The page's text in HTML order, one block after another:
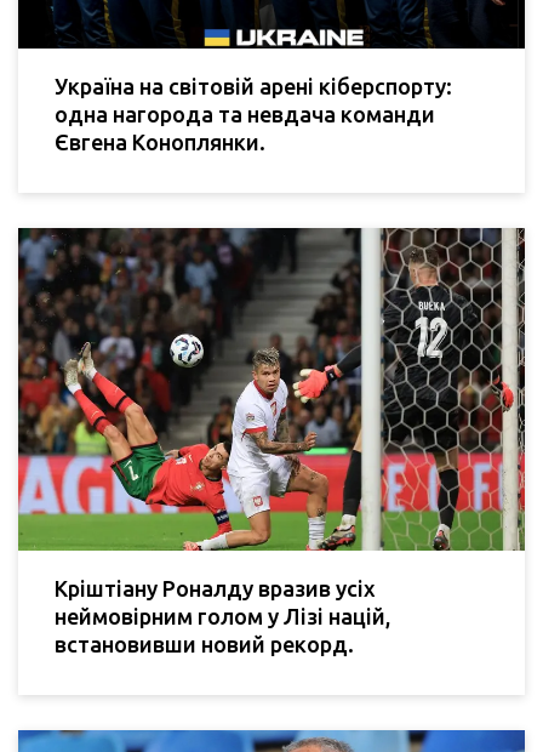
Україна на світовій арені кіберспорту:
одна нагорода та невдача команди
Євгена Коноплянки.
Кріштіану Роналду вразив усіх
неймовірним голом у Лізі націй,
встановивши новий рекорд.